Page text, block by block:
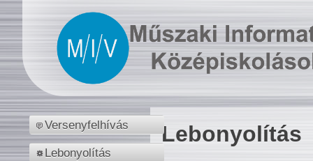
Versenyfelhívás
Lebonyolítás
Lebonyolítás